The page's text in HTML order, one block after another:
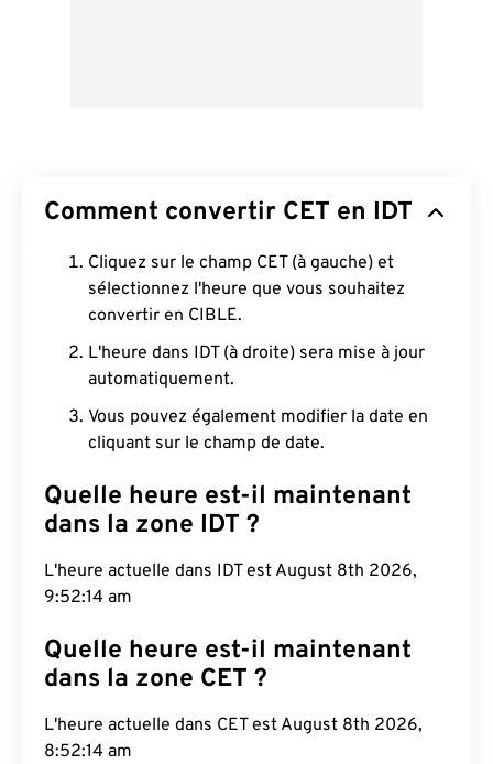
Comment convertir CET en IDT
Cliquez sur le champ CET (à gauche) et
sélectionnez l'heure que vous souhaitez
convertir en CIBLE.
L'heure dans IDT (à droite) sera mise à jour
automatiquement.
Vous pouvez également modifier la date en
cliquant sur le champ de date.
Quelle heure est-il maintenant
dans la zone IDT ?
L'heure actuelle dans IDT est August 8th 2026,
9:52:15 am
Quelle heure est-il maintenant
dans la zone CET ?
L'heure actuelle dans CET est August 8th 2026,
8:52:15 am